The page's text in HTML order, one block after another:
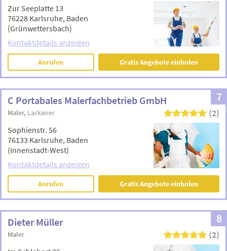
Zur Seeplatte 13
76228 Karlsruhe, Baden
(Grünwettersbach)
Kontaktdetails anzeigen
Anrufen Gratis Angebote einholen
7
C Portabales Malerfachbetrieb GmbH
Maler Lackierer (2)
Sophienstr. 56
76133 Karlsruhe, Baden
(Innenstadt-West)
Kontaktdetails anzeigen
Anrufen Gratis Angebote einholen
8
Dieter Müller
Maler (2)